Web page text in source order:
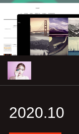
2020.10